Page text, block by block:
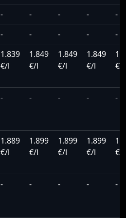
- - - -
-
- - - - -
1.839
€/l
1.849
€/l
1.849
€/l
1.849
€/l
€/l
- - - - -
1.889
€/l
1.899
€/l
1.899
€/l
1.899
€/l
€/l
- - - - -